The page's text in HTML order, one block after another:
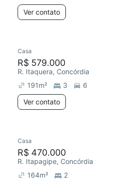
Ver contato
Casa
R$ 579.000
R. Itaquera, Concórdia
191m² 3
6
Ver contato
Casa
R$ 470.000
R. Itapagipe, Concórdia
164m²
2